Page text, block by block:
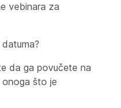
vebinara za
da ga povučete na
što je